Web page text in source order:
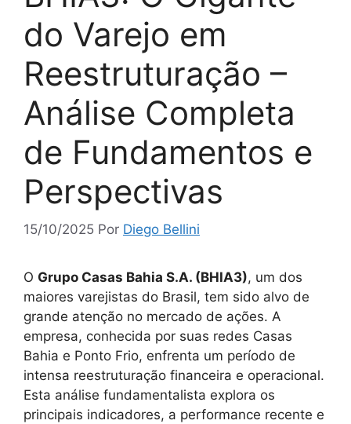
do Varejo em
Reestruturação –
Análise Completa
de Fundamentos e
Perspectivas
15/10/2025 Por Diego Bellini
O Grupo Casas Bahia S.A. (BHIA3), um dos
maiores varejistas do Brasil, tem sido alvo de
grande atenção no mercado de ações. A
empresa, conhecida por suas redes Casas
Bahia e Ponto Frio, enfrenta um período de
intensa reestruturação financeira e operacional.
Esta análise fundamentalista explora os
principais indicadores, a performance recente e